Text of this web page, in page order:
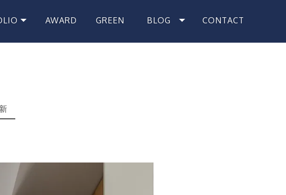
AWARD
獲獎紀錄
GREEN
綠裝修
BLOG
最新消息
CONTACT
聯絡我們